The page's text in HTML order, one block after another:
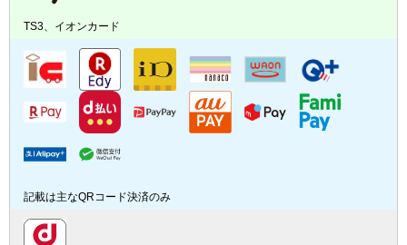
TS3、イオンカード
記載は主なQRコード決済のみ